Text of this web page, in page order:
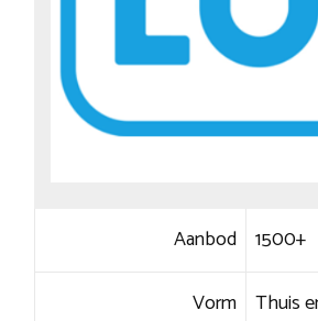
Aanbod 1500+
Vorm Thuis